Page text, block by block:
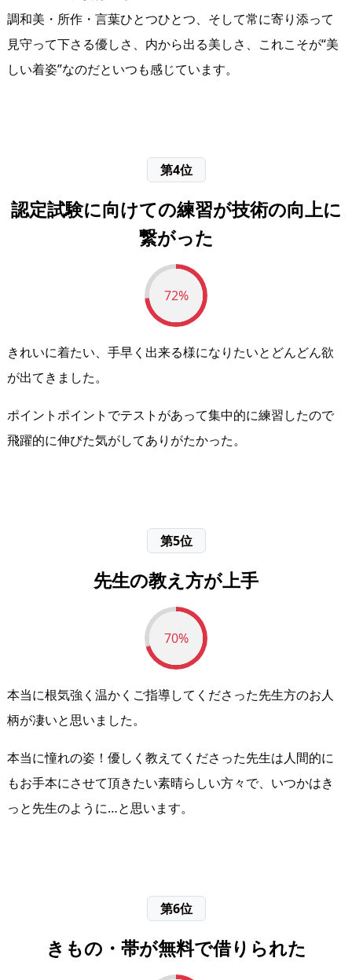
調和美・所作・言葉ひとつひとつ、そして常に寄り添って
見守って下さる優しさ、内から出る美しさ、これこそが“美
しい着姿”なのだといつも感じています。
第4位
認定試験に向けての練習が技術の向上に
繋がった
72%
きれいに着たい、手早く出来る様になりたいとどんどん欲
が出てきました。
ポイントポイントでテストがあって集中的に練習したので
飛躍的に伸びた気がしてありがたかった。
第5位
先生の教え方が上手
70%
本当に根気強く温かくご指導してくださった先生方のお人
柄が凄いと思いました。
本当に憧れの姿！優しく教えてくださった先生は人間的に
もお手本にさせて頂きたい素晴らしい方々で、いつかはき
っと先生のように…と思います。
第6位
きもの・帯が無料で借りられた